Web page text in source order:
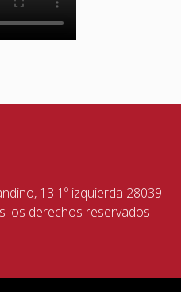
13 1º izquierda 28039
los derechos reservados